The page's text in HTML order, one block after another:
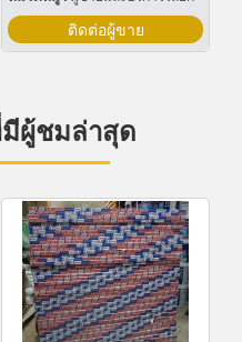
ติดต่อผู้ขาย
ผู้ชมล่าสุด